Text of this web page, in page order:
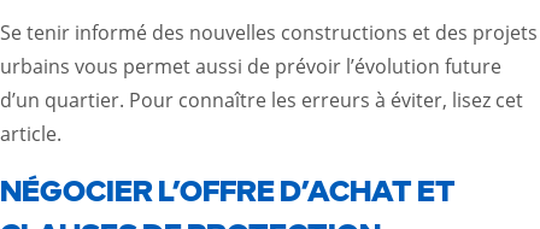
Se tenir informé des nouvelles constructions et des projets
urbains vous permet aussi de prévoir l’évolution future
d’un quartier. Pour connaître les erreurs à éviter, lisez cet
article.
NÉGOCIER L’OFFRE D’ACHAT ET